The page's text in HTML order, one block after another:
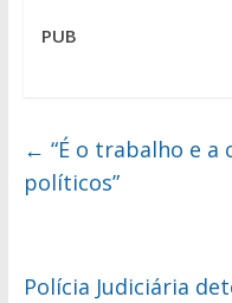
PUB
← “É o trabalho e a
políticos”
Polícia Judiciária